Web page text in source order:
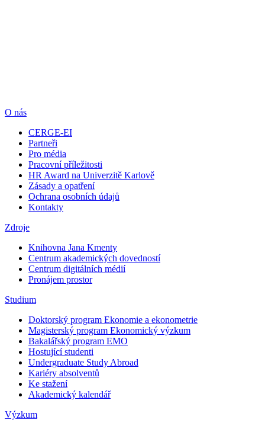
O nás
CERGE-EI
Partneři
Pro média
Pracovní příležitosti
HR Award na Univerzitě Karlově
Zásady a opatření
Ochrana osobních údajů
Kontakty
Zdroje
Knihovna Jana Kmenty
Centrum akademických dovedností
Centrum digitálních médií
Pronájem prostor
Studium
Doktorský program Ekonomie a ekonometrie
Magisterský program Ekonomický výzkum
Bakalářský program EMO
Hostující studenti
Undergraduate Study Abroad
Kariéry absolventů
Ke stažení
Akademický kalendář
Výzkum